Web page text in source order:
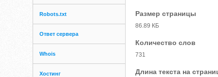
Robots.txt
Ответ сервера
Whois
Хостинг
Размер страницы
86.89 КБ
Количество слов
731
Длина текста на